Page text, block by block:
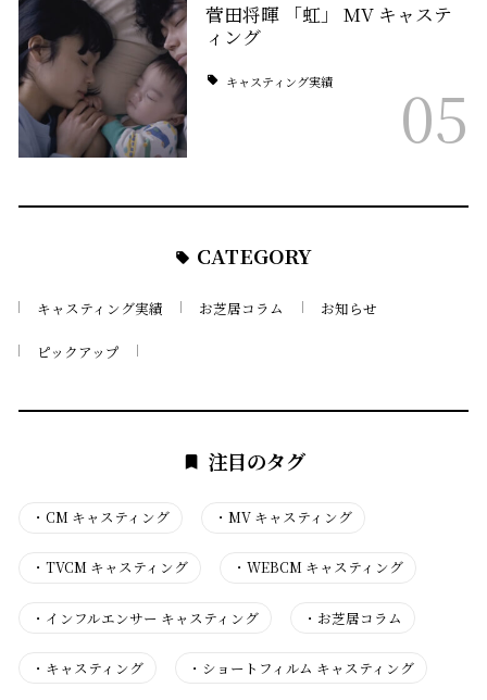
菅田将暉 「虹」 MV キャステ
ィング
キャスティング実績 05
CATEGORY
キャスティング実績 お芝居コラム お知らせ
ピックアップ
注目のタグ
・ CM キャスティング ・MV キャスティング
・ TVCM キャスティング ・WEBCM キャスティング
・ インフルエンサー キャスティング ・ お芝居コラム
・ キャスティング ・ ショートフィルム キャスティング